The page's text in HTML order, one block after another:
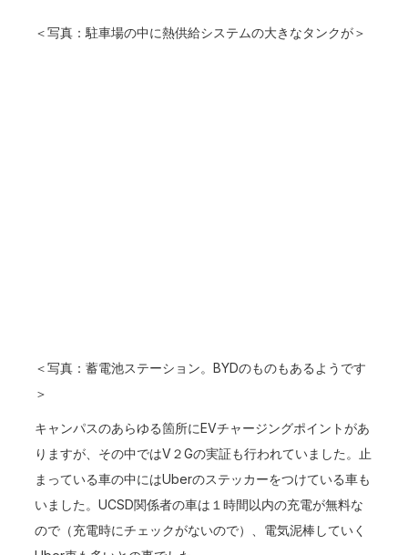
＜写真：駐車場の中に熱供給システムの大きなタンクが＞
＜写真：蓄電池ステーション。BYDのものもあるようです
＞
キャンパスのあらゆる箇所にEVチャージングポイントがあ
りますが、その中ではV２Gの実証も行われていました。止
まっている車の中にはUberのステッカーをつけている車も
いました。UCSD関係者の車は１時間以内の充電が無料な
ので（充電時にチェックがないので）、電気泥棒していく